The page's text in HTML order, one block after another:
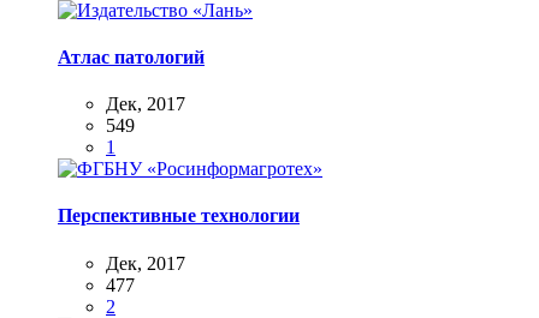
Атлас патологий
Дек, 2017
549
1
Перспективные технологии
Дек, 2017
477
2